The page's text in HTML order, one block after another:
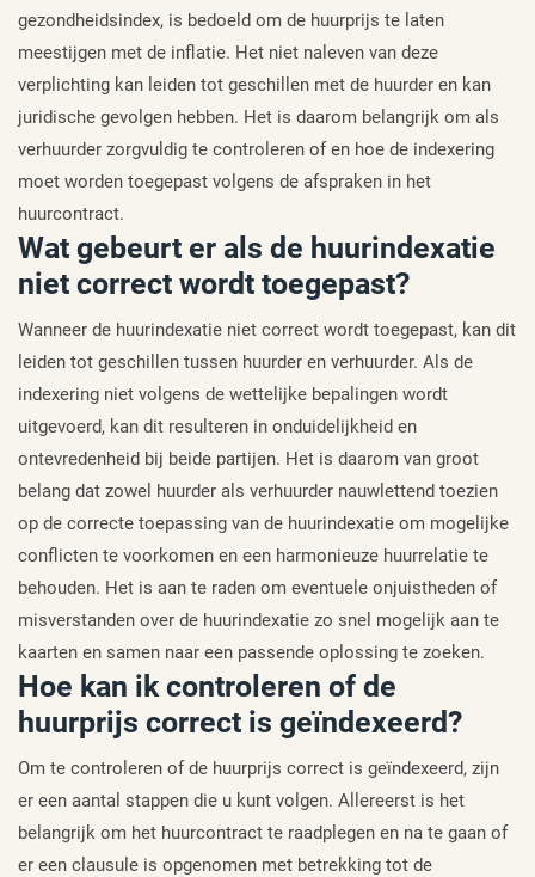
gezondheidsindex, is bedoeld om de huurprijs te laten
meestijgen met de inflatie. Het niet naleven van deze
verplichting kan leiden tot geschillen met de huurder en kan
juridische gevolgen hebben. Het is daarom belangrijk om als
verhuurder zorgvuldig te controleren of en hoe de indexering
moet worden toegepast volgens de afspraken in het
huurcontract.
Wat gebeurt er als de huurindexatie
niet correct wordt toegepast?
Wanneer de huurindexatie niet correct wordt toegepast, kan dit
leiden tot geschillen tussen huurder en verhuurder. Als de
indexering niet volgens de wettelijke bepalingen wordt
uitgevoerd, kan dit resulteren in onduidelijkheid en
ontevredenheid bij beide partijen. Het is daarom van groot
belang dat zowel huurder als verhuurder nauwlettend toezien
op de correcte toepassing van de huurindexatie om mogelijke
conflicten te voorkomen en een harmonieuze huurrelatie te
behouden. Het is aan te raden om eventuele onjuistheden of
misverstanden over de huurindexatie zo snel mogelijk aan te
kaarten en samen naar een passende oplossing te zoeken.
Hoe kan ik controleren of de
huurprijs correct is geïndexeerd?
Om te controleren of de huurprijs correct is geïndexeerd, zijn
er een aantal stappen die u kunt volgen. Allereerst is het
belangrijk om het huurcontract te raadplegen en na te gaan of
er een clausule is opgenomen met betrekking tot de